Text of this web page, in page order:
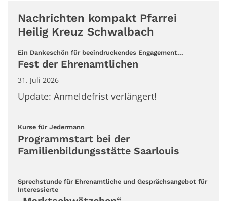
Nachrichten kompakt Pfarrei
Heilig Kreuz Schwalbach
Ein Dankeschön für beeindruckendes Engagement...
Fest der Ehrenamtlichen
31. Juli 2026
Update: Anmeldefrist verlängert!
Kurse für Jedermann
Programmstart bei der
Familienbildungsstätte Saarlouis
Sprechstunde für Ehrenamtliche und Gesprächsangebot für
Interessierte: